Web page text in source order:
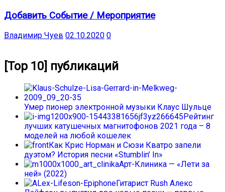
Добавить Событие / Мероприятие
Владимир Чуев 02.10.2020 0
[Top 10] публикаций
Умер пионер электронной музыки Клаус Шульце
Рейтинг
лучших катушечных магнитофонов 2021 года – 8
моделей на любой кошелек
Как Крис Норман и Сюзи Кватро запели
дуэтом? История песни «Stumblin’ In»
Арт-Клиника — «Лети за
ней» (2022)
Гитарист Rush Алекс